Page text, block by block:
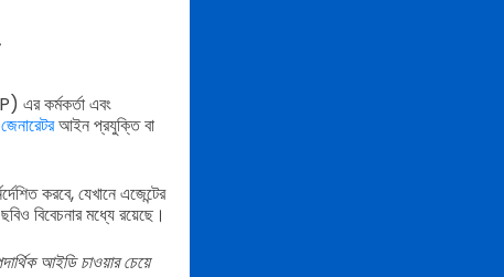
এর কর্মকর্তা এবং
আইন প্রযুক্তি বা
করবে, যেখানে এজেন্টের
বিবেচনার মধ্যে রয়েছে।
আইডি চাওয়ার চেয়ে